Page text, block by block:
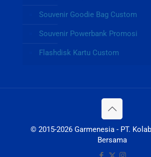
Souvenir Goodie Bag Custom
Souvenir Powerbank Promosi
Flashdisk Kartu Custom
© 2015-2026 Garmenesia - PT.
Bersama